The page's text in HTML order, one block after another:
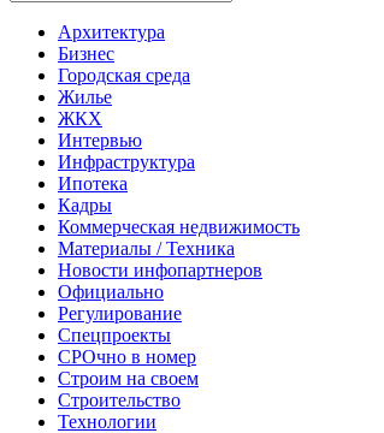
Архитектура
Бизнес
Городская среда
Жилье
ЖКХ
Интервью
Инфраструктура
Ипотека
Кадры
Коммерческая недвижимость
Материалы / Техника
Новости инфопартнеров
Официально
Регулирование
Спецпроекты
СРОчно в номер
Строим на своем
Строительство
Технологии